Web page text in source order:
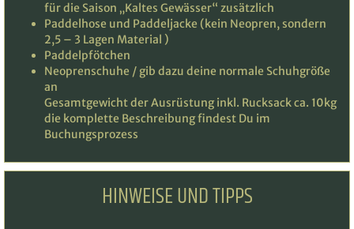
für die Saison „Kaltes Gewässer“ zusätzlich
Paddelhose und Paddeljacke (kein Neopren, sondern
2,5 – 3 Lagen Material )
Paddelpfötchen
Neoprenschuhe / gib dazu deine normale Schuhgröße
an
Gesamtgewicht der Ausrüstung inkl. Rucksack ca. 10kg
die komplette Beschreibung findest Du im
Buchungsprozess
HINWEISE UND TIPPS